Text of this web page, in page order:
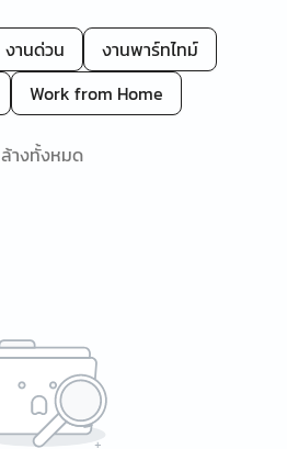
งานด่วน
งานพาร์ทไทม์
Work from Home
ล้างทั้งหมด